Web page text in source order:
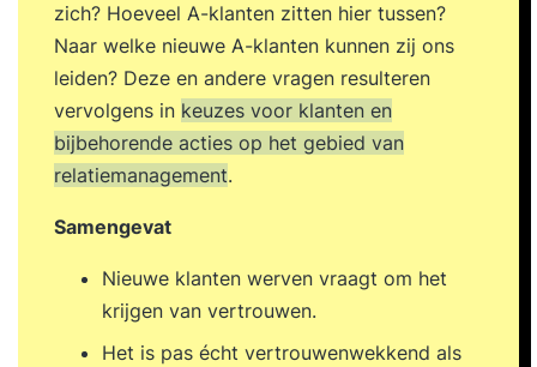
zich? Hoeveel A-klanten zitten hier tussen?
Naar welke nieuwe A-klanten kunnen zij ons
leiden? Deze en andere vragen resulteren
vervolgens in keuzes voor klanten en
bijbehorende acties op het gebied van
relatiemanagement.
Samengevat
Nieuwe klanten werven vraagt om het
krijgen van vertrouwen.
Het is pas écht vertrouwenwekkend als